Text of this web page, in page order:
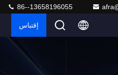
86--13658196055
إقتباس